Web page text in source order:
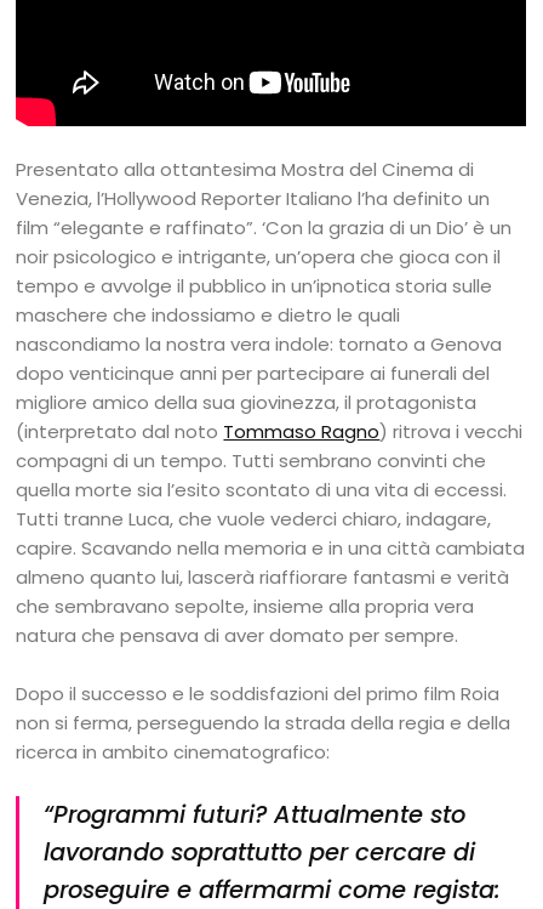
Presentato alla ottantesima Mostra del Cinema di
Venezia, l’Hollywood Reporter Italiano l’ha definito un
film “elegante e raffinato”. ‘Con la grazia di un Dio’ è un
noir psicologico e intrigante, un’opera che gioca con il
tempo e avvolge il pubblico in un’ipnotica storia sulle
maschere che indossiamo e dietro le quali
nascondiamo la nostra vera indole: tornato a Genova
dopo venticinque anni per partecipare ai funerali del
migliore amico della sua giovinezza, il protagonista
(interpretato dal noto Tommaso Ragno) ritrova i vecchi
compagni di un tempo. Tutti sembrano convinti che
quella morte sia l’esito scontato di una vita di eccessi.
Tutti tranne Luca, che vuole vederci chiaro, indagare,
capire. Scavando nella memoria e in una città cambiata
almeno quanto lui, lascerà riaffiorare fantasmi e verità
che sembravano sepolte, insieme alla propria vera
natura che pensava di aver domato per sempre.
Dopo il successo e le soddisfazioni del primo film Roia
non si ferma, perseguendo la strada della regia e della
ricerca in ambito cinematografico:
“Programmi futuri? Attualmente sto
lavorando soprattutto per cercare di
proseguire e affermarmi come regista: